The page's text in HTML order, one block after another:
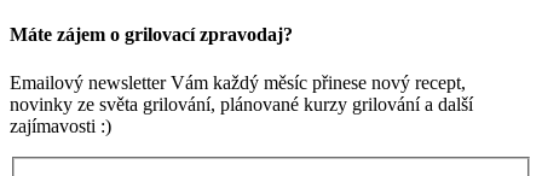
Máte zájem o grilovací zpravodaj?
Emailový newsletter Vám každý měsíc přinese nový recept,
novinky ze světa grilování, plánované kurzy grilování a další
zajímavosti :)